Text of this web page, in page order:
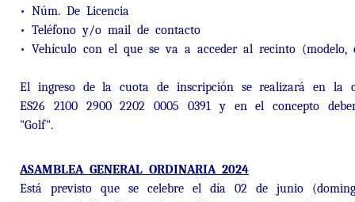
• Núm. De Licencia
• Teléfono y/o mail de contacto
• Vehículo con el que se va a acceder al recinto
El ingreso de la cuota de inscripción se realizará en la
ES26 2100 2900 2202 0005 0391 y en el concepto
"Golf".
ASAMBLEA GENERAL ORDINARIA 2024
Está previsto que se celebre el día 02 de junio